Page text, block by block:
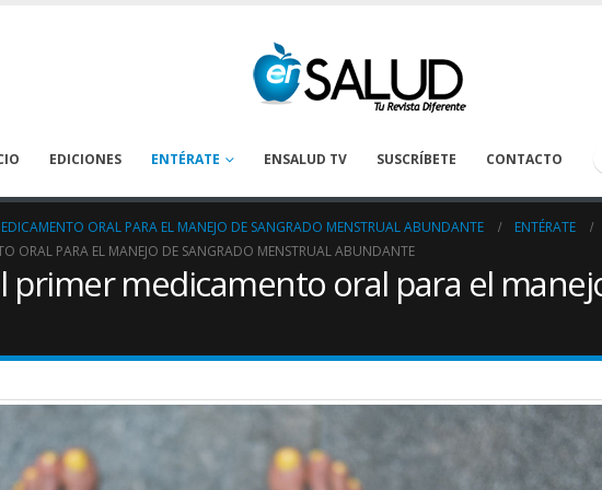
EDICIONES ENTÉRATE ENSALUD TV SUSCRÍBETE CONTACTO
ORAL PARA EL MANEJO DE SANGRADO MENSTRUAL ABUNDANTE
ENTÉRATE
ORAL PARA EL MANEJO DE SANGRADO MENSTRUAL ABUNDANTE
primer medicamento oral para el
puede
los pacientes
Tanatología: Más allá del
cáncer
April 30, 2026
La
prevenirse en los
oncológicos